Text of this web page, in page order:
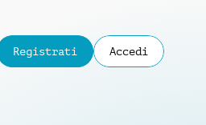
Registrati Accedi